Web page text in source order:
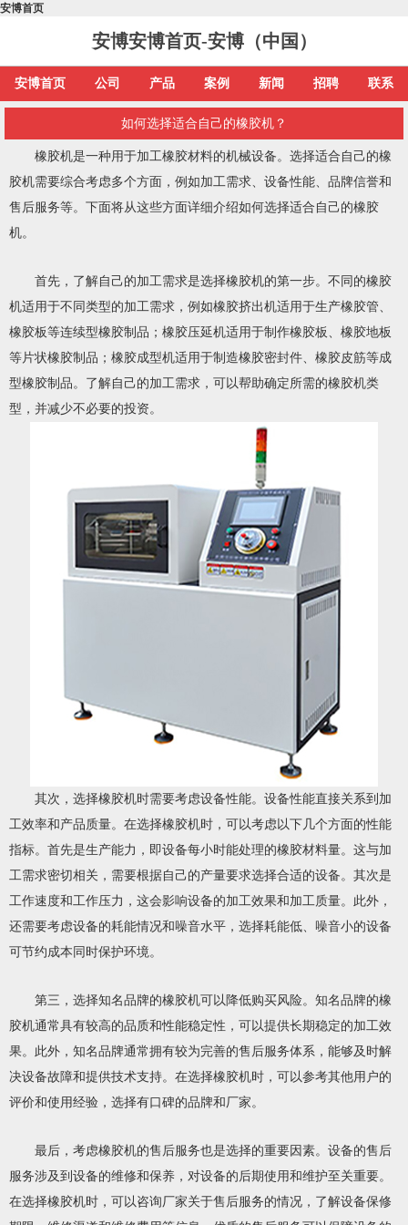
安博首页
安博安博首页-安博（中国）
安博首页 公司 产品 案例 新闻 招聘 联系
如何选择适合自己的橡胶机？
橡胶机是一种用于加工橡胶材料的机械设备。选择适合自己的橡
胶机需要综合考虑多个方面，例如加工需求、设备性能、品牌信誉和
售后服务等。下面将从这些方面详细介绍如何选择适合自己的橡胶
机。
首先，了解自己的加工需求是选择橡胶机的第一步。不同的橡胶
机适用于不同类型的加工需求，例如橡胶挤出机适用于生产橡胶管、
橡胶板等连续型橡胶制品；橡胶压延机适用于制作橡胶板、橡胶地板
等片状橡胶制品；橡胶成型机适用于制造橡胶密封件、橡胶皮筋等成
型橡胶制品。了解自己的加工需求，可以帮助确定所需的橡胶机类
型，并减少不必要的投资。
其次，选择橡胶机时需要考虑设备性能。设备性能直接关系到加
工效率和产品质量。在选择橡胶机时，可以考虑以下几个方面的性能
指标。首先是生产能力，即设备每小时能处理的橡胶材料量。这与加
工需求密切相关，需要根据自己的产量要求选择合适的设备。其次是
工作速度和工作压力，这会影响设备的加工效果和加工质量。此外，
还需要考虑设备的耗能情况和噪音水平，选择耗能低、噪音小的设备
可节约成本同时保护环境。
第三，选择知名品牌的橡胶机可以降低购买风险。知名品牌的橡
胶机通常具有较高的品质和性能稳定性，可以提供长期稳定的加工效
果。此外，知名品牌通常拥有较为完善的售后服务体系，能够及时解
决设备故障和提供技术支持。在选择橡胶机时，可以参考其他用户的
评价和使用经验，选择有口碑的品牌和厂家。
最后，考虑橡胶机的售后服务也是选择的重要因素。设备的售后
服务涉及到设备的维修和保养，对设备的后期使用和维护至关重要。
在选择橡胶机时，可以咨询厂家关于售后服务的情况，了解设备保修